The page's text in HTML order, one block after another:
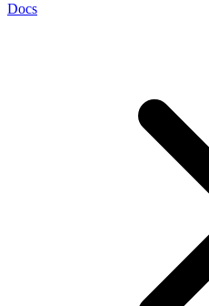
Docs